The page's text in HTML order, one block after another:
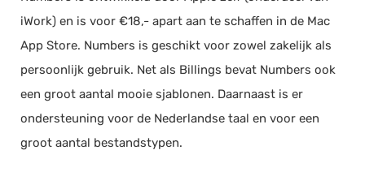
iWork) en is voor €18,- apart aan te schaffen in de Mac
App Store. Numbers is geschikt voor zowel zakelijk als
persoonlijk gebruik. Net als Billings bevat Numbers ook
een groot aantal mooie sjablonen. Daarnaast is er
ondersteuning voor de Nederlandse taal en voor een
groot aantal bestandstypen.